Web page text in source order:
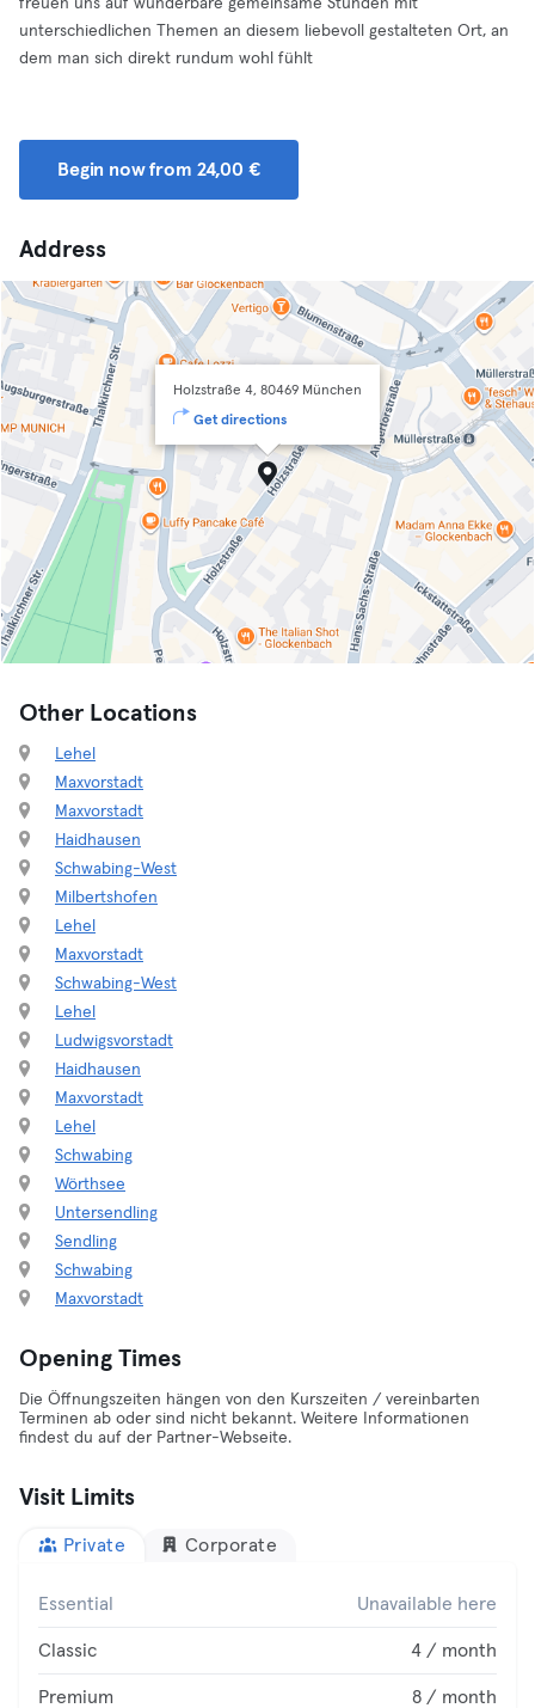
freuen uns auf wunderbare gemeinsame Stunden mit
unterschiedlichen Themen an diesem liebevoll gestalteten Ort, an
dem man sich direkt rundum wohl fühlt
Begin now from 24,00 €
Address
Holzstraße 4, 80469 München
Get directions
Other Locations
Lehel
Maxvorstadt
Maxvorstadt
Haidhausen
Schwabing-West
Milbertshofen
Lehel
Maxvorstadt
Schwabing-West
Lehel
Ludwigsvorstadt
Haidhausen
Maxvorstadt
Lehel
Schwabing
Wörthsee
Untersendling
Sendling
Schwabing
Maxvorstadt
Opening Times
Die Öffnungszeiten hängen von den Kurszeiten / vereinbarten
Terminen ab oder sind nicht bekannt. Weitere Informationen
findest du auf der Partner-Webseite.
Visit Limits
Private Corporate
Essential Unavailable here
Classic 4 / month
Premium 8 / month